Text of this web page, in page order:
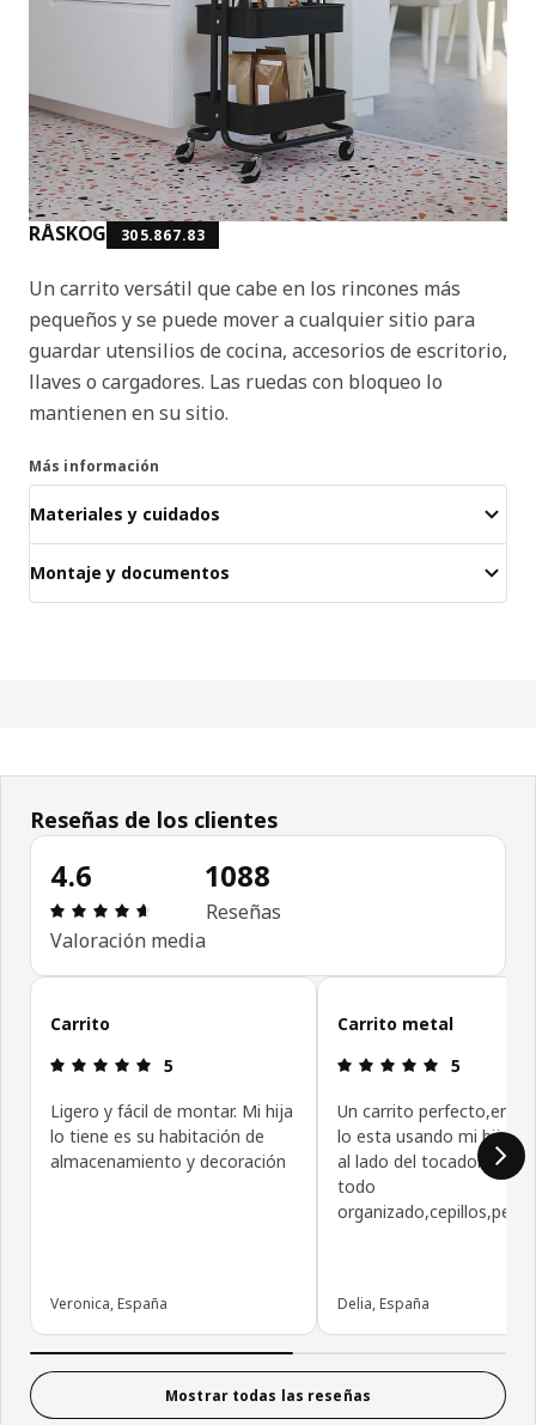
RÅSKOG 305.867.83
Un carrito versátil que cabe en los rincones más
pequeños y se puede mover a cualquier sitio para
guardar utensilios de cocina, accesorios de escritorio,
llaves o cargadores. Las ruedas con bloqueo lo
mantienen en su sitio.
Más información
Materiales y cuidados
Montaje y documentos
Reseñas de los clientes
4.6
Reseña: 4.6 de 5 estrellas. Revisiones totales:
Valoración media
1088
Reseñas
Omitir las opiniones de los clientes
Carrito
Reseña: 5 de 5 estrellas.
5
Ligero y fácil de montar. Mi hija
lo tiene es su habitación de
almacenamiento y decoración
Veronica, España
Carrito metal
Reseña: 5
5
Un carrito perfecto,en
lo esta usando mi hija,lo
al lado del tocador y ahi
todo
Delia, España
Mostrar todas las reseñas